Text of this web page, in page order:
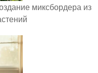
миксбордера из